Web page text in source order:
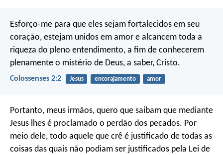
Esforço-me para que eles sejam fortalecidos em seu
coração, estejam unidos em amor e alcancem toda a
riqueza do pleno entendimento, a fim de conhecerem
plenamente o mistério de Deus, a saber, Cristo.
Colossenses 2:2 Jesus encorajamento amor
Portanto, meus irmãos, quero que saibam que mediante
Jesus lhes é proclamado o perdão dos pecados. Por
meio dele, todo aquele que crê é justificado de todas as
coisas das quais não podiam ser justificados pela Lei de